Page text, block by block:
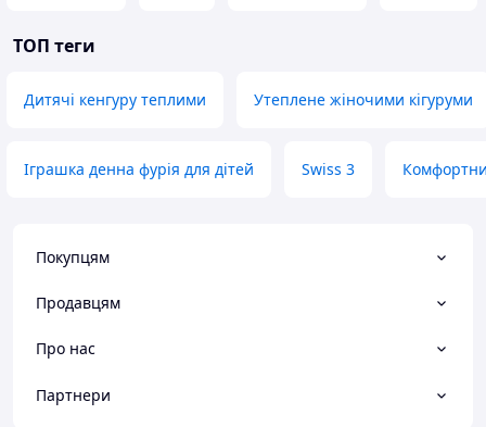
ТОП теги
Дитячі кенгуру теплими Утеплене жіночими кігуруми
Іграшка денна фурія для дітей Swiss 3
Покупцям
Продавцям
Про нас
Партнери